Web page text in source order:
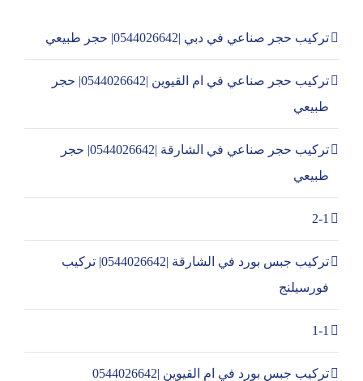
تركيب حجر صناعي في دبي |0544026642| حجر طبيعي
تركيب حجر صناعي في ام القيوين |0544026642| حجر
طبيعي
تركيب حجر صناعي في الشارقة |0544026642| حجر
طبيعي
2-1
تركيب جبس بورد في الشارقة |0544026642| تركيب
فورسيلنج
1-1
تركيب جبس بورد في ام القيوين |0544026642